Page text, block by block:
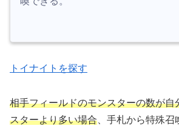
トイナイトを探す
相手フィールドのモンスターの数が自
スターより多い場合 、手札から特殊召